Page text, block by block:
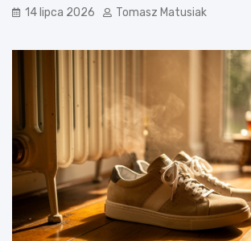
14 lipca 2026 Tomasz Matusiak